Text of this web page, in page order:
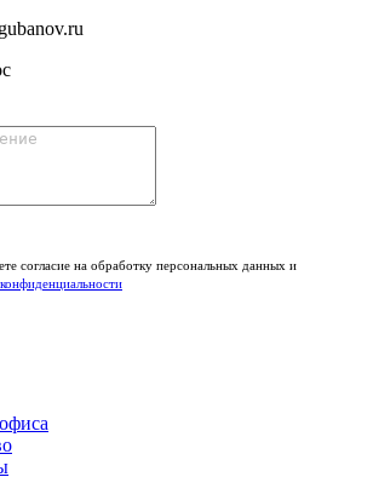
согласие на обработку персональных данных и